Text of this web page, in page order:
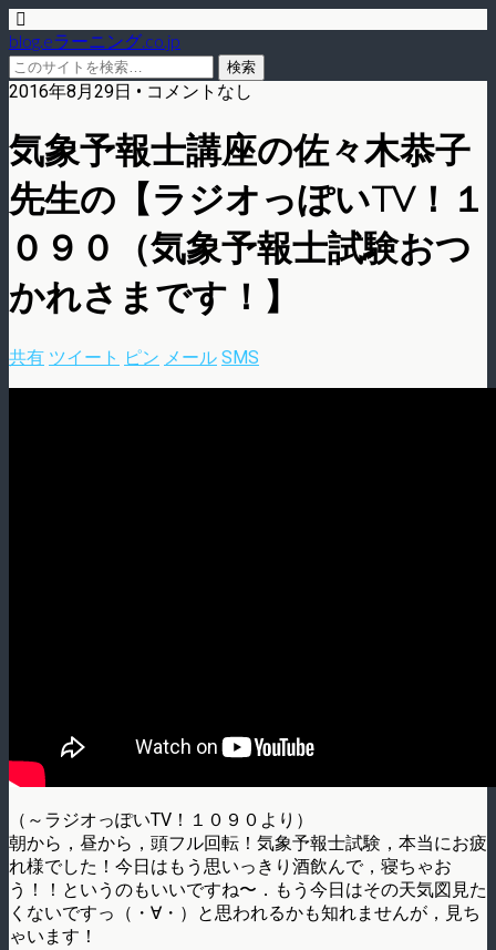
blog.eラーニング.co.jp
2016年8月29日 • コメントなし
気象予報士講座の佐々木恭子
先生の【ラジオっぽいTV！１
０９０（気象予報士試験おつ
かれさまです！】
共有 ツイート ピン メール SMS
（～ラジオっぽいTV！１０９０より）
朝から，昼から，頭フル回転！気象予報士試験，本当にお疲
れ様でした！今日はもう思いっきり酒飲んで，寝ちゃお
う！！というのもいいですね〜．もう今日はその天気図見た
くないですっ（・∀・）と思われるかも知れませんが，見ち
ゃいます！